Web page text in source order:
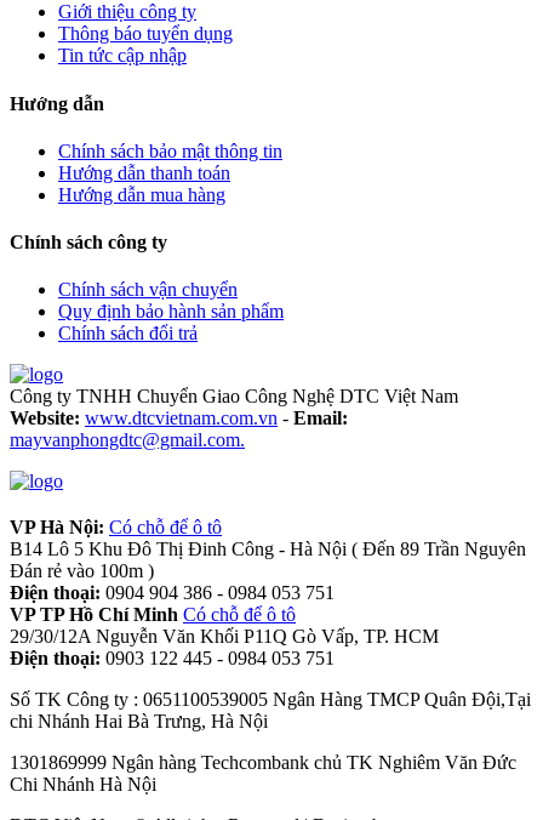
Giới thiệu công ty
Thông báo tuyển dụng
Tin tức cập nhập
Hướng dẫn
Chính sách bảo mật thông tin
Hướng dẫn thanh toán
Hướng dẫn mua hàng
Chính sách công ty
Chính sách vận chuyển
Quy định bảo hành sản phẩm
Chính sách đổi trả
Công ty TNHH Chuyển Giao Công Nghệ DTC Việt Nam
Website: www.dtcvietnam.com.vn - Email:
mayvanphongdtc@gmail.com.
VP Hà Nội: Có chỗ để ô tô
B14 Lô 5 Khu Đô Thị Đinh Công - Hà Nội ( Đến 89 Trần Nguyên
Đán rẻ vào 100m )
Điện thoại: 0904 904 386 - 0984 053 751
VP TP Hồ Chí Minh Có chỗ để ô tô
29/30/12A Nguyễn Văn Khối P11Q Gò Vấp, TP. HCM
Điện thoại: 0903 122 445 - 0984 053 751
Số TK Công ty : 0651100539005 Ngân Hàng TMCP Quân Đội,Tại
chi Nhánh Hai Bà Trưng, Hà Nội
1301869999 Ngân hàng Techcombank chủ TK Nghiêm Văn Đức
Chi Nhánh Hà Nội